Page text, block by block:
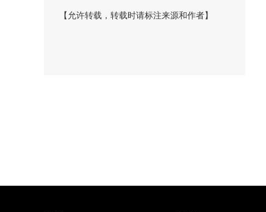
【允许转载，转载时请标注来源和作者】